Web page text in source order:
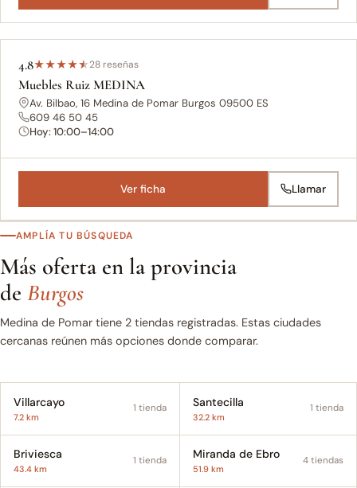
4.8★★★★★28 reseñas
Muebles Ruiz MEDINA
Av. Bilbao, 16 Medina de Pomar Burgos 09500 ES
609 46 50 45
Hoy: 10:00–14:00
Ver ficha Llamar
AMPLÍA TU BÚSQUEDA
Más oferta en la provincia
de Burgos
Medina de Pomar tiene 2 tiendas registradas. Estas ciudades
cercanas reúnen más opciones donde comparar.
Villarcayo
7.2 km
1 tienda Santecilla
32.2 km
1 tienda
Briviesca
43.4 km
1 tienda Miranda de Ebro
51.9 km
4 tiendas